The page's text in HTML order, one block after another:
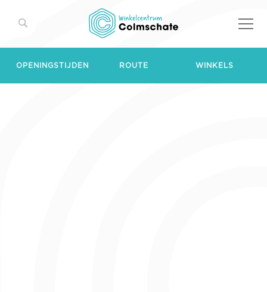
OPENINGSTIJDEN ROUTE WINKELS